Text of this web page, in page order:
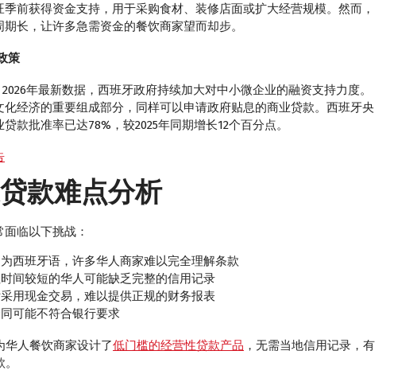
前获得资金支持，用于采购食材、装修店面或扩大经营规模。然而，
长，让许多急需资金的餐饮商家望而却步。
策
年最新数据，西班牙政府持续加大对中小微企业的融资支持力度。
经济的重要组成部分，同样可以申请政府贴息的商业贷款。西班牙央
款批准率已达78%，较2025年同期增长12个百分点。
款难点分析
临以下挑战：
西班牙语，许多华人商家难以完全理解条款
间较短的华人可能缺乏完整的信用记录
用现金交易，难以提供正规的财务报表
可能不符合银行要求
人餐饮商家设计了低门槛的经营性贷款产品 ，无需当地信用记录，有